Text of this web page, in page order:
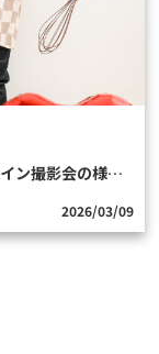
ご来場ありがとうございました！｜バレンタイン撮影会の様子♡
2026/03/09